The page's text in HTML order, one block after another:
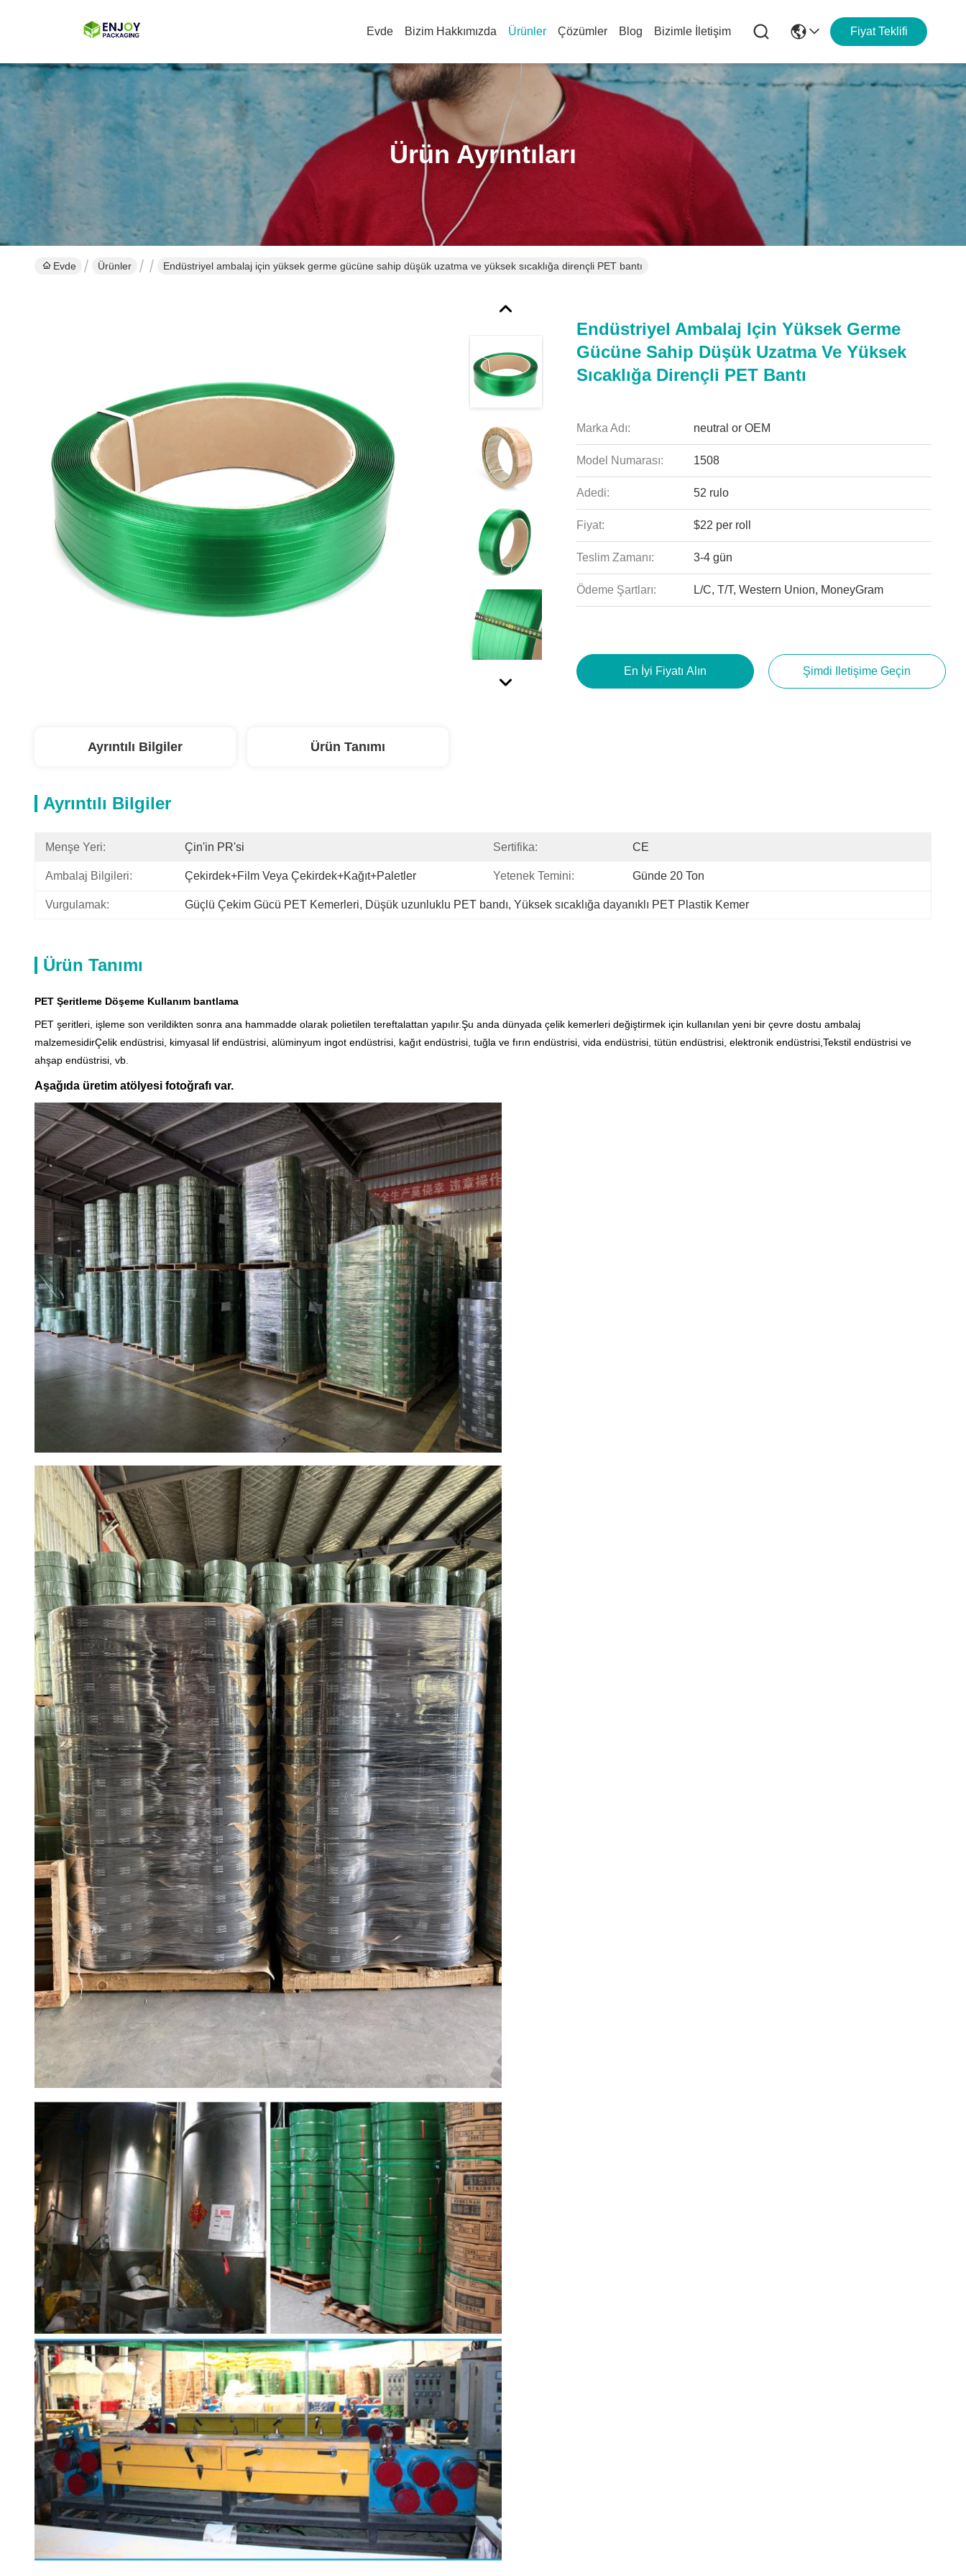
Evde Bizim Hakkımızda Ürünler Çözümler Blog Bizimle İletişim Fiyat Teklifi
Ürün Ayrıntıları
Evde Ürünler Endüstriyel ambalaj için yüksek germe gücüne sahip düşük uzatma ve yüksek sıcaklığa dirençli PET bantı
Endüstriyel Ambalaj Için Yüksek Germe
Gücüne Sahip Düşük Uzatma Ve Yüksek
Sıcaklığa Dirençli PET Bantı
Marka Adı: neutral or OEM
Model Numarası: 1508
Adedi: 52 rulo
Fiyat: $22 per roll
Teslim Zamanı: 3-4 gün
Ödeme Şartları: L/C, T/T, Western Union, MoneyGram
En İyi Fiyatı Alın Şimdi Iletişime Geçin
Ayrıntılı Bilgiler Ürün Tanımı
Ayrıntılı Bilgiler
Menşe Yeri: Çin'in PR'si Sertifika: CE
Ambalaj Bilgileri: Çekirdek+film Veya Çekirdek+kağıt+paletler Yetenek Temini: Günde 20 Ton
Vurgulamak: Güçlü Çekim Gücü PET Kemerleri, Düşük uzunluklu PET bandı, Yüksek sıcaklığa dayanıklı PET Plastik Kemer
Ürün Tanımı
PET Şeritleme Döşeme Kullanım bantlama
PET şeritleri, işleme son verildikten sonra ana hammadde olarak polietilen tereftalattan yapılır.Şu anda dünyada çelik kemerleri değiştirmek için kullanılan yeni bir çevre dostu ambalaj
malzemesidirÇelik endüstrisi, kimyasal lif endüstrisi, alüminyum ingot endüstrisi, kağıt endüstrisi, tuğla ve fırın endüstrisi, vida endüstrisi, tütün endüstrisi, elektronik endüstrisi,Tekstil endüstrisi ve
ahşap endüstrisi, vb.
Aşağıda üretim atölyesi fotoğrafı var.